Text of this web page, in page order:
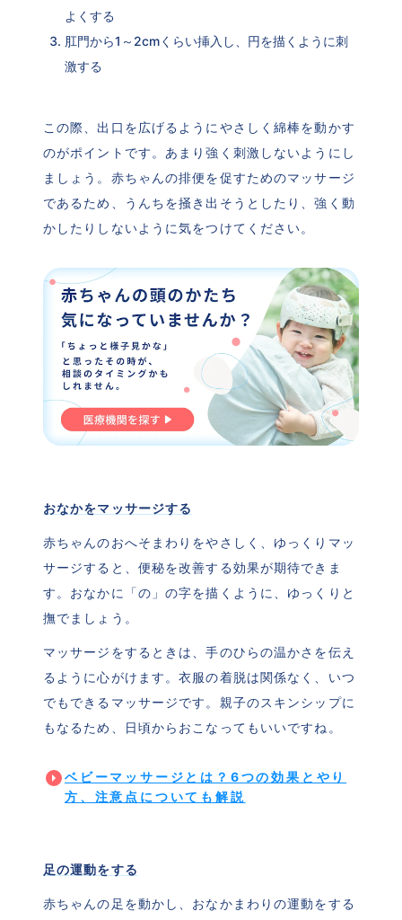
よくする
肛門から1～2cmくらい挿入し、円を描くように刺
激する
この際、出口を広げるようにやさしく綿棒を動かす
のがポイントです。あまり強く刺激しないようにし
ましょう。赤ちゃんの排便を促すためのマッサージ
であるため、うんちを掻き出そうとしたり、強く動
かしたりしないように気をつけてください。
おなかをマッサージする
赤ちゃんのおへそまわりをやさしく、ゆっくりマッ
サージすると、便秘を改善する効果が期待できま
す。おなかに「の」の字を描くように、ゆっくりと
撫でましょう。
マッサージをするときは、手のひらの温かさを伝え
るように心がけます。衣服の着脱は関係なく、いつ
でもできるマッサージです。親子のスキンシップに
もなるため、日頃からおこなってもいいですね。
ベビーマッサージとは？6つの効果とやり
方、注意点についても解説
足の運動をする
赤ちゃんの足を動かし、おなかまわりの運動をする